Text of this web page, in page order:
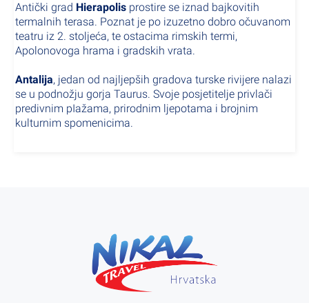
Antički grad Hierapolis prostire se iznad bajkovitih
termalnih terasa. Poznat je po izuzetno dobro očuvanom
teatru iz 2. stoljeća, te ostacima rimskih termi,
Apolonovoga hrama i gradskih vrata.
Antalija, jedan od najljepših gradova turske rivijere nalazi
se u podnožju gorja Taurus. Svoje posjetitelje privlači
predivnim pIažama, prirodnim ljepotama i brojnim
kulturnim spomenicima.